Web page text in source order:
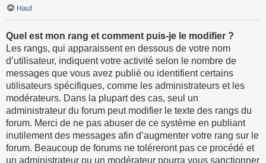
Haut
Quel est mon rang et comment puis-je le modifier ?
Les rangs, qui apparaissent en dessous de votre nom
d’utilisateur, indiquent votre activité selon le nombre de
messages que vous avez publié ou identifient certains
utilisateurs spécifiques, comme les administrateurs et les
modérateurs. Dans la plupart des cas, seul un
administrateur du forum peut modifier le texte des rangs du
forum. Merci de ne pas abuser de ce système en publiant
inutilement des messages afin d’augmenter votre rang sur le
forum. Beaucoup de forums ne toléreront pas ce procédé et
un administrateur ou un modérateur pourra vous sanctionner